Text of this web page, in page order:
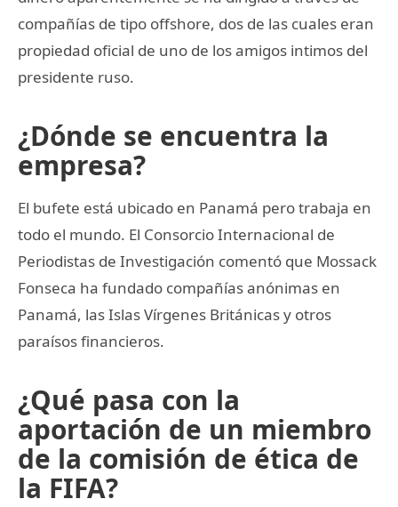
compañías de tipo offshore, dos de las cuales eran
propiedad oficial de uno de los amigos intimos del
presidente ruso.
¿Dónde se encuentra la
empresa?
El bufete está ubicado en Panamá pero trabaja en
todo el mundo. El Consorcio Internacional de
Periodistas de Investigación comentó que Mossack
Fonseca ha fundado compañías anónimas en
Panamá, las Islas Vírgenes Británicas y otros
paraísos financieros.
¿Qué pasa con la
aportación de un miembro
de la comisión de ética de
la FIFA?